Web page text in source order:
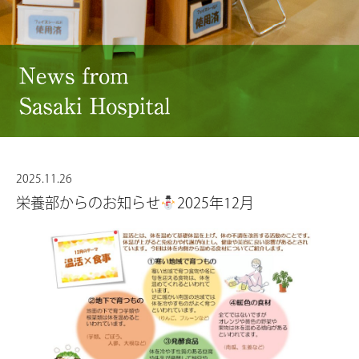
2025.11.26
栄養部からのお知らせ 2025年12月